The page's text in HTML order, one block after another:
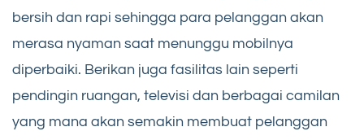
bersih dan rapi sehingga para pelanggan akan
merasa nyaman saat menunggu mobilnya
diperbaiki. Berikan juga fasilitas lain seperti
pendingin ruangan, televisi dan berbagai camilan
yang mana akan semakin membuat pelanggan